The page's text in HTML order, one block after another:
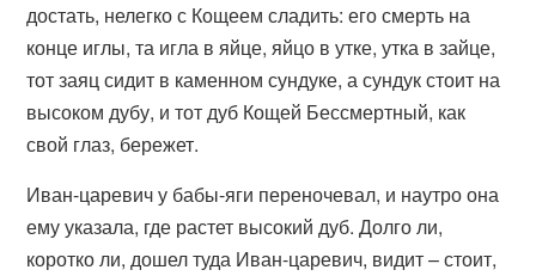
достать, нелегко с Кощеем сладить: его смерть на
конце иглы, та игла в яйце, яйцо в утке, утка в зайце,
тот заяц сидит в каменном сундуке, а сундук стоит на
высоком дубу, и тот дуб Кощей Бессмертный, как
свой глаз, бережет.
Иван-царевич у бабы-яги переночевал, и наутро она
ему указала, где растет высокий дуб. Долго ли,
коротко ли, дошел туда Иван-царевич, видит – стоит,